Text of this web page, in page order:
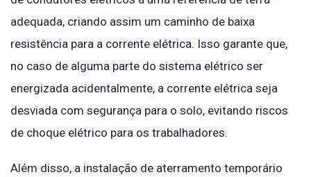
adequada, criando assim um caminho de baixa
resistência para a corrente elétrica. Isso garante que,
no caso de alguma parte do sistema elétrico ser
energizada acidentalmente, a corrente elétrica seja
desviada com segurança para o solo, evitando riscos
de choque elétrico para os trabalhadores.
Além disso, a instalação de aterramento temporário